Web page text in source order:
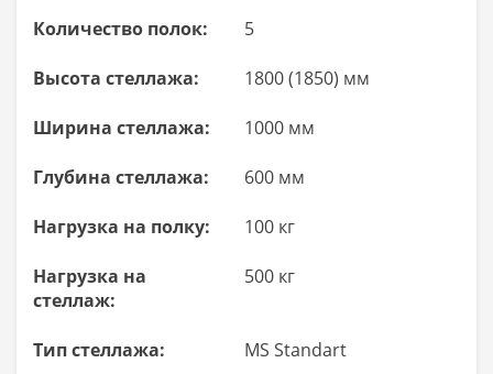
Количество полок: 5
Высота стеллажа: 1800 (1850) мм
Ширина стеллажа: 1000 мм
Глубина стеллажа: 600 мм
Нагрузка на полку: 100 кг
Нагрузка на
стеллаж:
500 кг
Тип стеллажа: MS Standart